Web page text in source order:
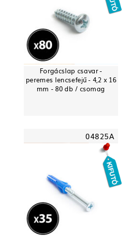
Forgácslap csavar -
peremes lencsefejű - 4,2 x 16
mm - 80 db / csomag
04825A